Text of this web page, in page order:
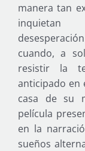
manera tan
inquietan
cuando, a
resistir la
anticipado en
casa de su
película
en la
sueños